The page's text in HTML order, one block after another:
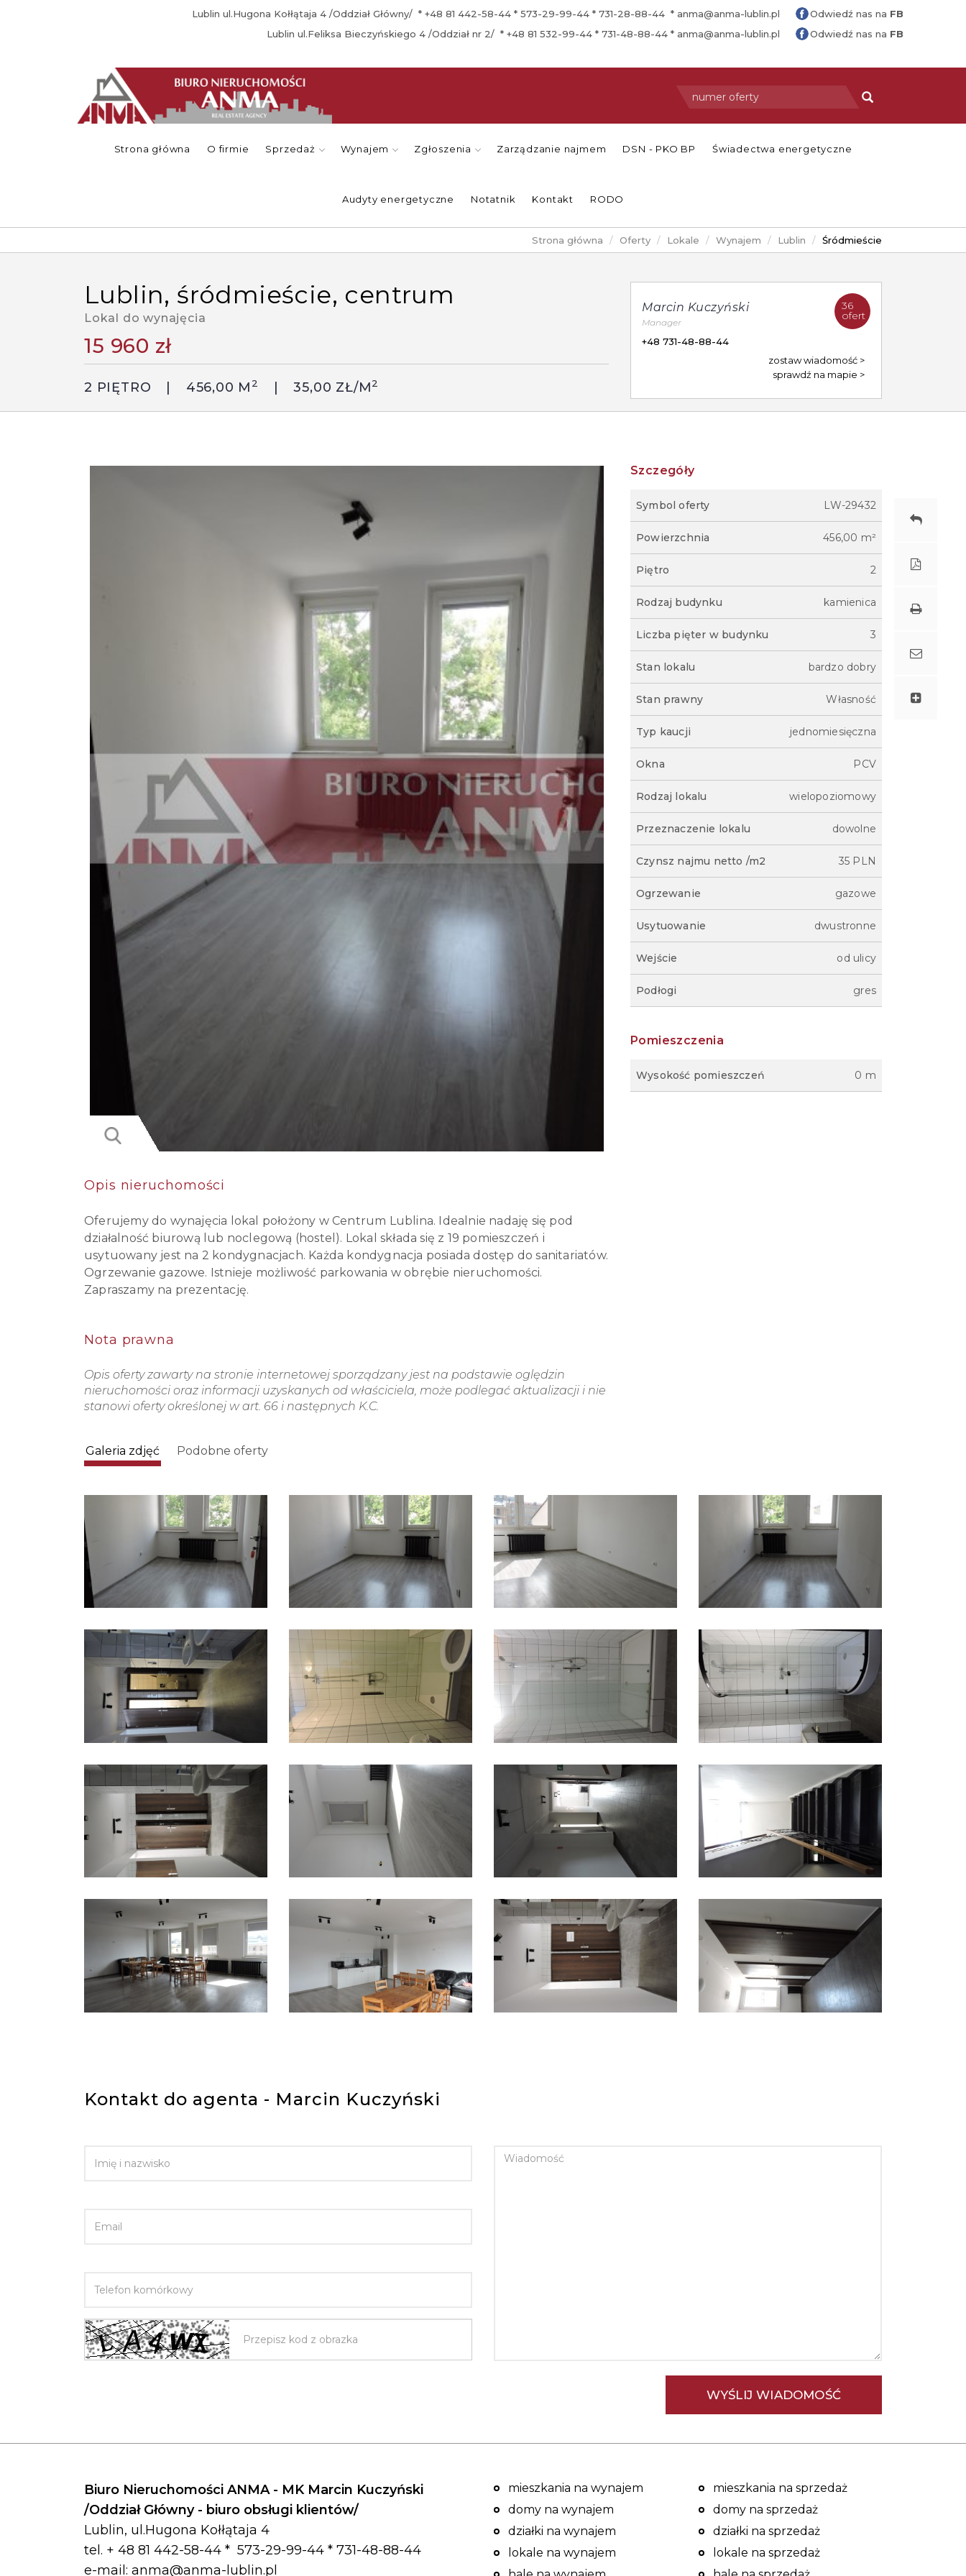
Lublin ul.Hugona Kołłątaja 4 /Oddział Główny/ * +48 81 442-58-44 * 573-29-99-44 * 731-28-88-44 * anma@anma-lublin.pl Odwiedź nas na FB
Lublin ul.Feliksa Bieczyńskiego 4 /Oddział nr 2/ * +48 81 532-99-44 * 731-48-88-44 * anma@anma-lublin.pl Odwiedź nas na FB
Strona główna O firmie Sprzedaż Wynajem Zgłoszenia Zarządzanie najmem DSN - PKO BP Świadectwa energetyczne
Audyty energetyczne Notatnik Kontakt RODO
Strona główna Oferty Lokale Wynajem Lublin Śródmieście
lublin, śródmieście, centrum
Lokal do wynajęcia
15 960 zł
2 PIĘTRO 456,00 M 2 35,00 ZŁ/M2
36
ofert
Marcin Kuczyński
Manager
+48 731-48-88-44
zostaw wiadomość
sprawdź na mapie
Opis nieruchomości
Oferujemy do wynajęcia lokal położony w Centrum Lublina. Idealnie nadaję się pod
działalność biurową lub noclegową (hostel). Lokal składa się z 19 pomieszczeń i
usytuowany jest na 2 kondygnacjach. Każda kondygnacja posiada dostęp do sanitariatów.
Ogrzewanie gazowe. Istnieje możliwość parkowania w obrębie nieruchomości.
Zapraszamy na prezentację.
Nota prawna
Opis oferty zawarty na stronie internetowej sporządzany jest na podstawie oględzin
nieruchomości oraz informacji uzyskanych od właściciela, może podlegać aktualizacji i nie
stanowi oferty określonej w art. 66 i następnych K.C.
Szczegóły
Symbol oferty LW-29432
Powierzchnia 456,00 m²
Piętro 2
Rodzaj budynku kamienica
Liczba pięter w budynku 3
Stan lokalu bardzo dobry
Stan prawny Własność
Typ kaucji jednomiesięczna
Okna PCV
Rodzaj lokalu wielopoziomowy
Przeznaczenie lokalu dowolne
Czynsz najmu netto /m2 35 PLN
Ogrzewanie gazowe
Usytuowanie dwustronne
Wejście od ulicy
Podłogi gres
Pomieszczenia
Wysokość pomieszczeń 0 m
Galeria zdjęć Podobne oferty
Kontakt do agenta - Marcin Kuczyński
Biuro Nieruchomości ANMA - MK Marcin Kuczyński
/Oddział Główny - biuro obsługi klientów/
Lublin, ul.Hugona Kołłątaja 4
tel. + 48 81 442-58-44 * 573-29-99-44 * 731-48-88-44
e-mail: anma@anma-lublin.pl
mieszkania na wynajem
domy na wynajem
działki na wynajem
lokale na wynajem
mieszkania na sprzedaż
domy na sprzedaż
działki na sprzedaż
lokale na sprzedaż